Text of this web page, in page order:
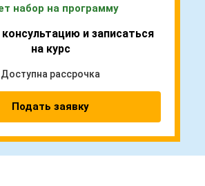
набор на программу
и записаться
на курс
Доступна рассрочка
Подать заявку